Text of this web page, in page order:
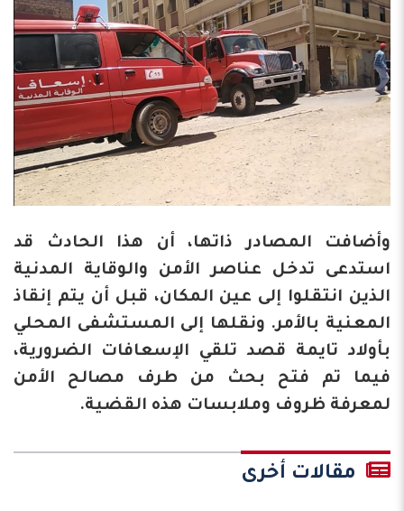
وأضافت المصادر ذاتها، أن هذا الحادث قد
استدعى تدخل عناصر الأمن والوقاية المدنية
الذين انتقلوا إلى عين المكان، قبل أن يتم إنقاذ
المعنية بالأمر. ونقلها إلى المستشفى المحلي
بأولاد تايمة قصد تلقي الإسعافات الضرورية،
فيما تم فتح بحث من طرف مصالح الأمن
لمعرفة ظروف وملابسات هذه القضية.
مقالات أخرى